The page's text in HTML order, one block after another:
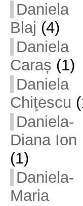
Daniela
Blaj (4)
Daniela
Caraș (1)
Daniela
Chiţescu
Daniela-
Diana Ion
(1)
Daniela-
Maria